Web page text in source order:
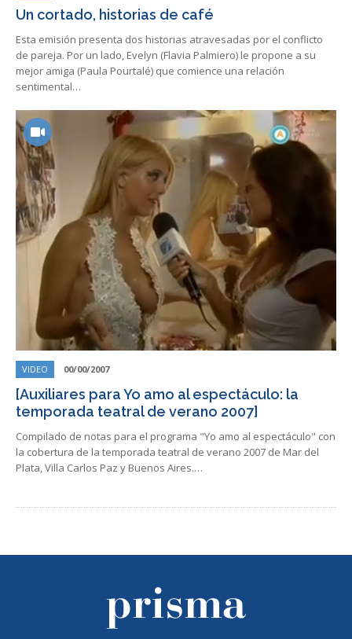
Un cortado, historias de café
Esta emisión presenta dos historias atravesadas por el conflicto
de pareja. Por un lado, Evelyn (Flavia Palmiero) le propone a su
mejor amiga (Paula Pourtalé) que comience una relación
sentimental…
VIDEO 00/00/2007
[Auxiliares para Yo amo al espectáculo: la
temporada teatral de verano 2007]
Compilado de notas para el programa "Yo amo al espectáculo" con
la cobertura de la temporada teatral de verano 2007 de Mar del
Plata, Villa Carlos Paz y Buenos Aires.…